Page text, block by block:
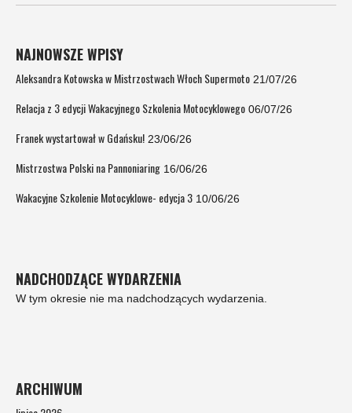
NAJNOWSZE WPISY
Aleksandra Kotowska w Mistrzostwach Włoch Supermoto 21/07/26
Relacja z 3 edycji Wakacyjnego Szkolenia Motocyklowego 06/07/26
Franek wystartował w Gdańsku! 23/06/26
Mistrzostwa Polski na Pannoniaring 16/06/26
Wakacyjne Szkolenie Motocyklowe- edycja 3 10/06/26
NADCHODZĄCE WYDARZENIA
W tym okresie nie ma nadchodzących wydarzenia.
ARCHIWUM